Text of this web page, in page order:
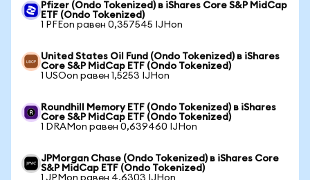
Pfizer (Ondo Tokenized) в iShares Core S&P MidCap
ETF (Ondo Tokenized)
1 PFEon равен 0,357545 IJHon
United States Oil Fund (Ondo Tokenized) в iShares
Core S&P MidCap ETF (Ondo Tokenized)
1 USOon равен 1,5253 IJHon
Roundhill Memory ETF (Ondo Tokenized) в iShares
Core S&P MidCap ETF (Ondo Tokenized)
1 DRAMon равен 0,639460 IJHon
JPMorgan Chase (Ondo Tokenized) в iShares Core
S&P MidCap ETF (Ondo Tokenized)
1 JPMon равен 4,6303 IJHon